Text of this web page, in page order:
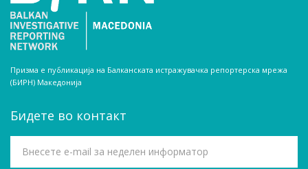
Призма е публикација на Балканската истражувачка репортерска мрежа
(БИРН) Македонија
Бидете во контакт